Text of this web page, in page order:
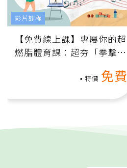
【免費線上課】專屬你的超
燃脂體育課：超夯「拳擊有
特價 免費
影片課程